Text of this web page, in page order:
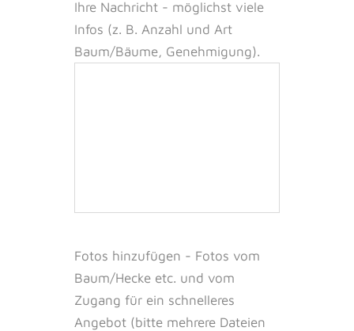
Ihre Nachricht - möglichst viele
Infos (z. B. Anzahl und Art
Baum/Bäume, Genehmigung).
Fotos hinzufügen - Fotos vom
Baum/Hecke etc. und vom
Zugang für ein schnelleres
Angebot (bitte mehrere Dateien